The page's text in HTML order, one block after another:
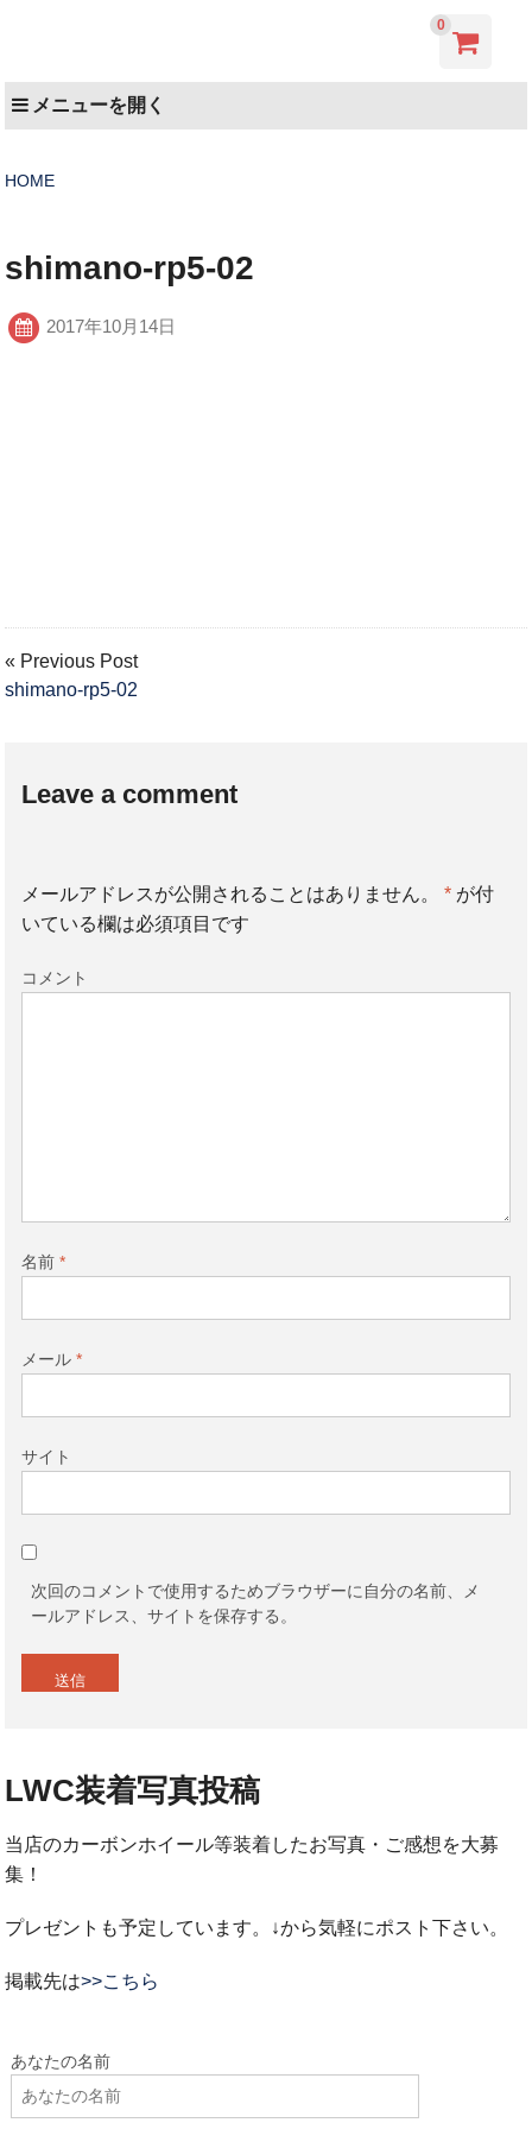
0
メニューを開く
HOME
shimano-rp5-02
2017年10月14日
« Previous Post
shimano-rp5-02
Leave a comment
メールアドレスが公開されることはありません。 *が付
いている欄は必須項目です
コメント
名前 *
メール *
サイト
次回のコメントで使用するためブラウザーに自分の名前、メ
ールアドレス、サイトを保存する。
LWC装着写真投稿
当店のカーボンホイール等装着したお写真・ご感想を大募
集！
プレゼントも予定しています。↓から気軽にポスト下さい。
掲載先は>>こちら
あなたの名前